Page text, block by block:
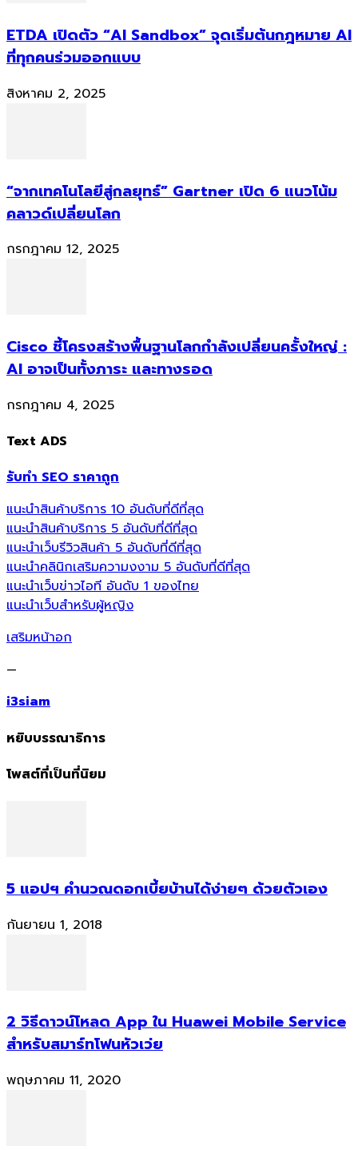
ETDA เปิดตัว “AI Sandbox” จุดเริ่มต้นกฎหมาย AI
ที่ทุกคนร่วมออกแบบ
สิงหาคม 2, 2025
“จากเทคโนโลยีสู่กลยุทธ์” Gartner เปิด 6 แนวโน้ม
คลาวด์เปลี่ยนโลก
กรกฎาคม 12, 2025
Cisco ชี้โครงสร้างพื้นฐานโลกกำลังเปลี่ยนครั้งใหญ่ :
AI อาจเป็นทั้งภาระ และทางรอด
กรกฎาคม 4, 2025
Text ADS
รับทำ SEO ราคาถูก
แนะนำสินค้าบริการ 10 อันดับที่ดีที่สุด
แนะนำสินค้าบริการ 5 อันดับที่ดีที่สุด
แนะนำเว็บรีวิวสินค้า 5 อันดับที่ดีที่สุด
แนะนำคลินิกเสริมความงงาม 5 อันดับที่ดีที่สุด
แนะนำเว็บข่าวไอที อันดับ 1 ของไทย
แนะนำเว็บสำหรับผู้หญิง
เสริมหน้าอก
—
i3siam
หยิบบรรณาธิการ
โพสต์ที่เป็นที่นิยม
5 แอปฯ คำนวณดอกเบี้ยบ้านได้ง่ายๆ ด้วยตัวเอง
กันยายน 1, 2018
2 วิธีดาวน์โหลด App ใน Huawei Mobile Service
สำหรับสมาร์ทโฟนหัวเว่ย
พฤษภาคม 11, 2020